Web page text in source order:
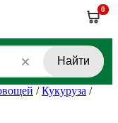
0
Найти
/Кукуруза /